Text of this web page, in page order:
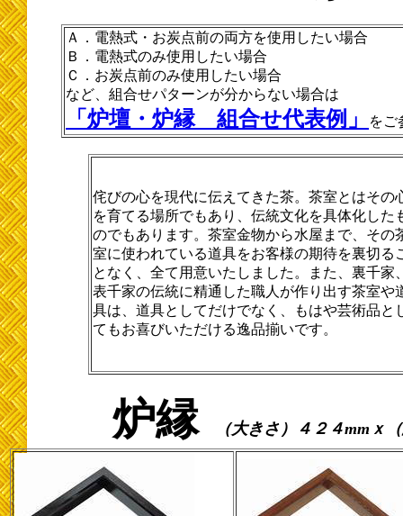
Ａ．電熱式・お炭点前の両方を使用したい場合
Ｂ．電熱式のみ使用したい場合
Ｃ．お炭点前のみ使用したい場合
など、組合せパターンが分からない場合は
「炉壇・炉縁 組合せ代表例」 をご
侘びの心を現代に伝えてきた茶。茶室とはその
を育てる場所でもあり、伝統文化を具体化した
のでもあります。茶室金物から水屋まで、その
室に使われている道具をお客様の期待を裏切る
となく、全て用意いたしました。また、裏千家
表千家の伝統に精通した職人が作り出す茶室や
具は、道具としてだけでなく、もはや芸術品と
てもお喜びいただける逸品揃いです。
炉縁（大きさ）４２４mmｘ（